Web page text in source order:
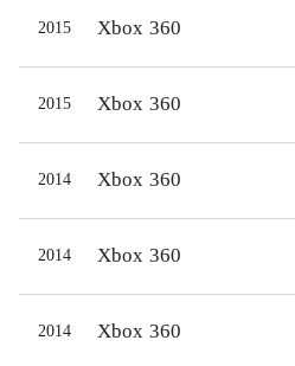
skydegalskab. Spillet har
at byde på rent
vil give gode spiltimer til
2015 Xbox 360
2015 Xbox 360
2014 Xbox 360
2014 Xbox 360
2014 Xbox 360